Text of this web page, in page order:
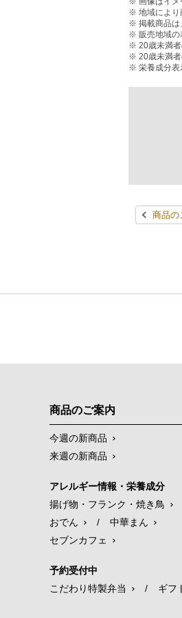
地域により
掲載商品は
販売地域の
20歳未満者
20歳未満
栄養成分表
商品の
商品のご案内
今週の新商品
来週の新商品
アレルギー情報・栄養成分
揚げ物・フランク・焼き鳥
おでん
/
中華まん
セブンカフェ
予約受付中
こだわり特製弁当
/ ギフ